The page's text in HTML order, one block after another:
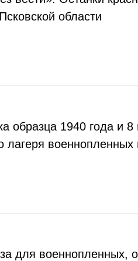
области
образца 1940 года и
лагеря
для военнопленных,